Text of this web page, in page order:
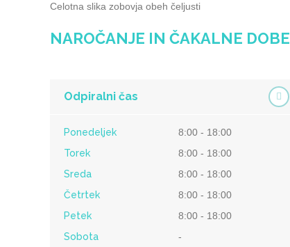
Celotna slika zobovja obeh čeljusti
NAROČANJE IN ČAKALNE DOBE
Odpiralni čas
Ponedeljek
8:00 - 18:00
Torek
8:00 - 18:00
Sreda
8:00 - 18:00
Četrtek
8:00 - 18:00
Petek
8:00 - 18:00
Sobota
-